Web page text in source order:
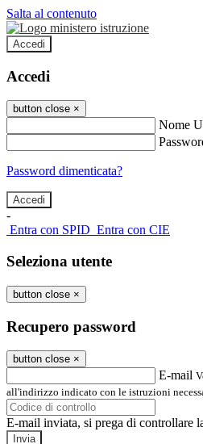
Salta al contenuto
Accedi
Accedi
button close ×
Nome
Password dimenticata?
-
Entra con SPID Entra con CIE
Seleziona utente
button close ×
Recupero password
button close ×
E-mail
all'indirizzo indicato con le istruzioni
E-mail inviata, si prega di controllare